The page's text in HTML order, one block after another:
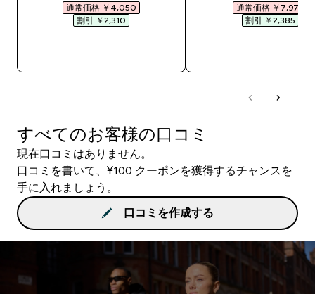
通常価格 ￥4,050‎
割引 ￥2,310‎
通常価格 ￥7,975‎
割引 ￥2,385‎
すべてのお客様の口コミ
現在口コミはありません。
口コミを書いて、¥100 クーポンを獲得するチャンスを
手に入れましょう。
口コミを作成する